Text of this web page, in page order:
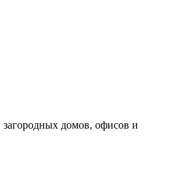
загородных домов, офисов и